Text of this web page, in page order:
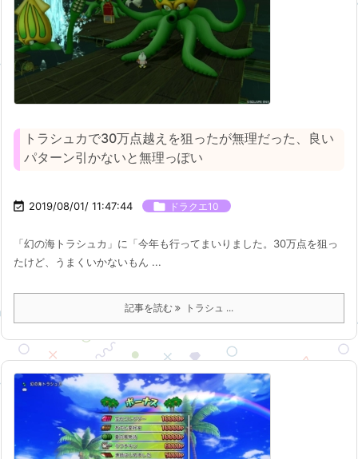
トラシュカで30万点越えを狙ったが無理だった、良い
パターン引かないと無理っぽい
 2019/08/01/ 11:47:44  ドラクエ10
「幻の海トラシュカ」に「今年も行ってまいりました。30万点を狙っ
たけど、うまくいかないもん ...
記事を読む トラシュ ...